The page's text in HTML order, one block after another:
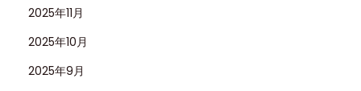
2025年11月
2025年10月
2025年9月